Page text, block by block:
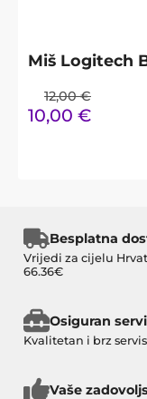
Miš Logitech
12,00 €
10,00 €
Besplatna
Vrijedi za cijelu
66.36€
Osiguran
Kvalitetan i brz servis
Vaše